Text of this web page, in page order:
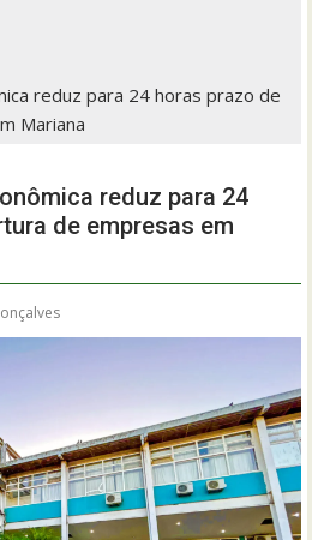
reduz para 24 horas prazo de
Mariana
reduz para 24
de empresas em